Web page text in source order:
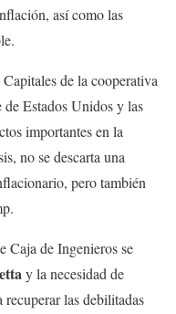
así como las
de la cooperativa
de Estados Unidos y las
importantes en la
no se descarta una
pero también
Caja de Ingenieros se
y la necesidad de
las debilitadas